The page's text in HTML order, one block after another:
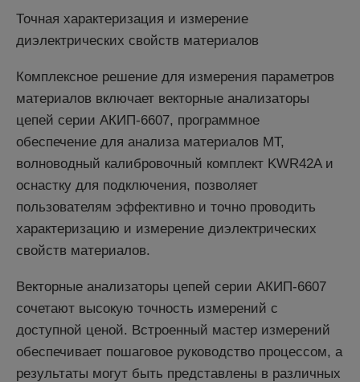
Точная характеризация и измерение
диэлектрических свойств материалов
Комплексное решение для измерения параметров
материалов включает векторные анализаторы
цепей серии АКИП-6607, программное
обеспечение для анализа материалов MT,
волноводный калибровочный комплект KWR42A и
оснастку для подключения, позволяет
пользователям эффективно и точно проводить
характеризацию и измерение диэлектрических
свойств материалов.
Векторные анализаторы цепей серии АКИП-6607
сочетают высокую точность измерений с
доступной ценой. Встроенный мастер измерений
обеспечивает пошаговое руководство процессом, а
результаты могут быть представлены в различных